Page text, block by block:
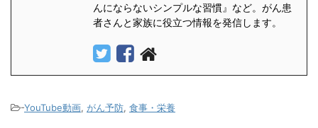
んにならないシンプルな習慣』など。がん患
者さんと家族に役立つ情報を発信します。
-YouTube動画, がん予防, 食事・栄養